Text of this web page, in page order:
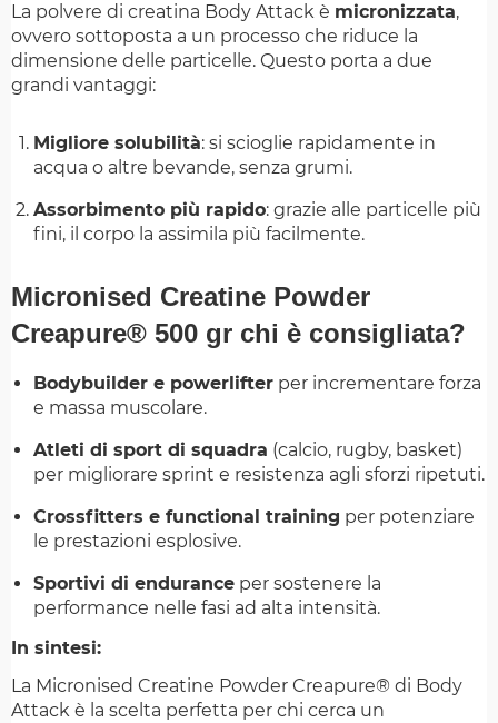
La polvere di creatina Body Attack è micronizzata,
ovvero sottoposta a un processo che riduce la
dimensione delle particelle. Questo porta a due
grandi vantaggi:
Migliore solubilità: si scioglie rapidamente in
acqua o altre bevande, senza grumi.
Assorbimento più rapido: grazie alle particelle più
fini, il corpo la assimila più facilmente.
Micronised Creatine Powder
Creapure® 500 gr chi è consigliata?
Bodybuilder e powerlifter per incrementare forza
e massa muscolare.
Atleti di sport di squadra (calcio, rugby, basket)
per migliorare sprint e resistenza agli sforzi ripetuti.
Crossfitters e functional training per potenziare
le prestazioni esplosive.
Sportivi di endurance per sostenere la
performance nelle fasi ad alta intensità.
In sintesi:
La Micronised Creatine Powder Creapure® di Body
Attack è la scelta perfetta per chi cerca un